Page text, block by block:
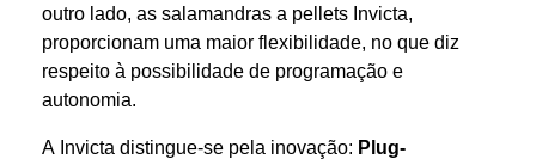
outro lado, as salamandras a pellets Invicta,
proporcionam uma maior flexibilidade, no que diz
respeito à possibilidade de programação e
autonomia.
A Invicta distingue-se pela inovação: Plug-